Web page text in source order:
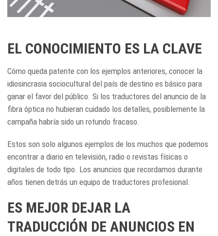
EL CONOCIMIENTO ES LA CLAVE
Cómo queda patente con los ejemplos anteriores, conocer la
idiosincrasia sociocultural del país de destino es básico para
ganar el favor del público. Si los traductores del anuncio de la
fibra óptica no hubieran cuidado los detalles, posiblemente la
campaña habría sido un rotundo fracaso.
Estos son solo algunos ejemplos de los muchos que podemos
encontrar a diario en televisión, radio o revistas físicas o
digitales de todo tipo. Los anuncios que recordamos durante
años tienen detrás un equipo de traductores profesional.
ES MEJOR DEJAR LA
TRADUCCIÓN DE ANUNCIOS EN